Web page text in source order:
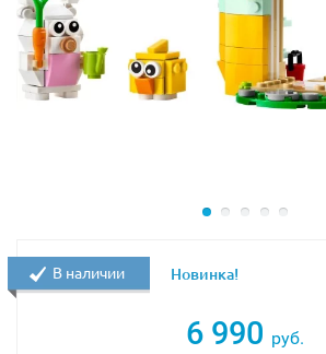
6 990 руб.
В наличии Новинка!